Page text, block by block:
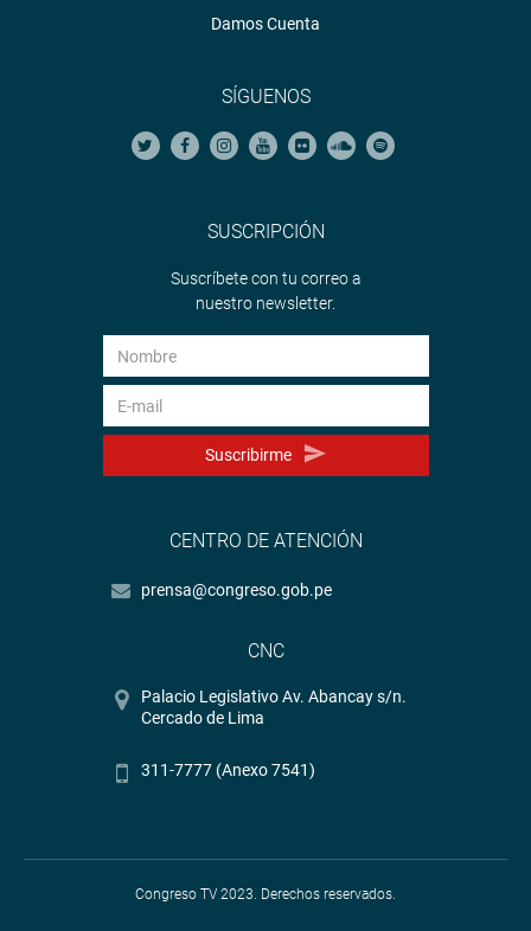
Damos Cuenta
SÍGUENOS
SUSCRIPCIÓN
Suscríbete con tu correo a
nuestro newsletter.
Suscribirme
CENTRO DE ATENCIÓN
prensa@congreso.gob.pe
CNC
Palacio Legislativo Av. Abancay s/n.
Cercado de Lima
311-7777 (Anexo 7541)
Congreso TV 2023. Derechos reservados.